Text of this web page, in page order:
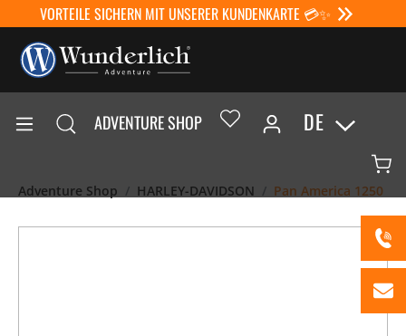
VORTEILE SICHERN MIT UNSERER KUNDENKARTE 💳✨
ADVENTURE SHOP DE
Adventure Shop HARLEY-DAVIDSON Pan America 1250